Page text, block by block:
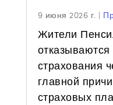
9 июня 2026 г. |
Жители
страхования
главной
страховых